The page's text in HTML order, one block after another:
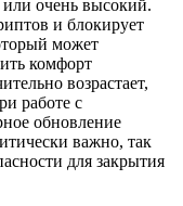
очень высокий.
и блокирует
может
комфорт
возрастает,
работе с
обновление
важно, так
для закрытия